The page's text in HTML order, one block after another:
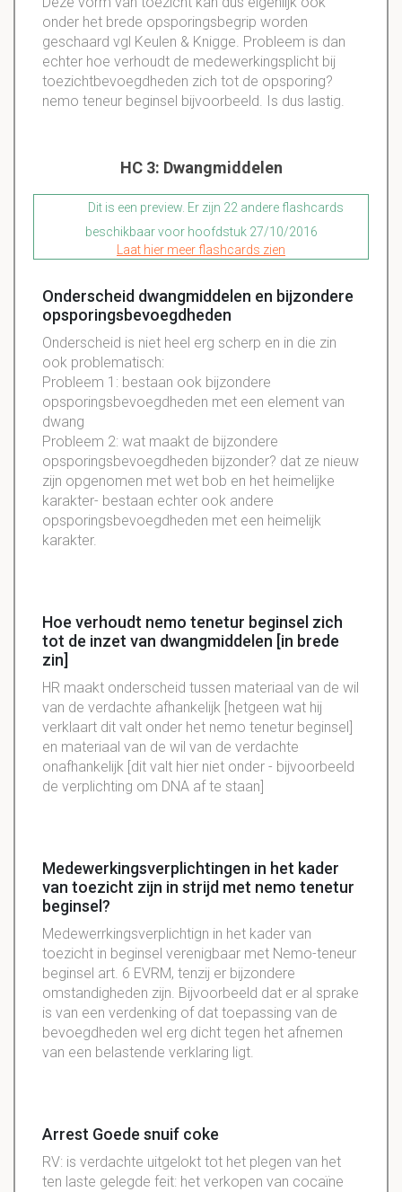
onder het brede opsporingsbegrip worden
geschaard vgl Keulen & Knigge. Probleem is dan
echter hoe verhoudt de medewerkingsplicht bij
toezichtbevoegdheden zich tot de opsporing?
nemo teneur beginsel bijvoorbeeld. Is dus lastig.
HC 3: Dwangmiddelen
Dit is een preview. Er zijn 22 andere flashcards
beschikbaar voor hoofdstuk 27/10/2016
Laat hier meer flashcards zien
Onderscheid dwangmiddelen en bijzondere
opsporingsbevoegdheden
Onderscheid is niet heel erg scherp en in die zin
ook problematisch:
Probleem 1: bestaan ook bijzondere
opsporingsbevoegdheden met een element van
dwang
Probleem 2: wat maakt de bijzondere
opsporingsbevoegdheden bijzonder? dat ze nieuw
zijn opgenomen met wet bob en het heimelijke
karakter- bestaan echter ook andere
opsporingsbevoegdheden met een heimelijk
karakter.
Hoe verhoudt nemo tenetur beginsel zich
tot de inzet van dwangmiddelen [in brede
zin]
HR maakt onderscheid tussen materiaal van de wil
van de verdachte afhankelijk [hetgeen wat hij
verklaart dit valt onder het nemo tenetur beginsel]
en materiaal van de wil van de verdachte
onafhankelijk [dit valt hier niet onder - bijvoorbeeld
de verplichting om DNA af te staan]
Medewerkingsverplichtingen in het kader
van toezicht zijn in strijd met nemo tenetur
beginsel?
Medewerrkingsverplichtign in het kader van
toezicht in beginsel verenigbaar met Nemo-teneur
beginsel art. 6 EVRM, tenzij er bijzondere
omstandigheden zijn. Bijvoorbeeld dat er al sprake
is van een verdenking of dat toepassing van de
bevoegdheden wel erg dicht tegen het afnemen
van een belastende verklaring ligt.
Arrest Goede snuif coke
RV: is verdachte uitgelokt tot het plegen van het
ten laste gelegde feit: het verkopen van cocaïne